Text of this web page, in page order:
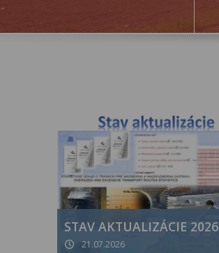
STAV AKTUALIZÁCIE 2026
21.07.2026